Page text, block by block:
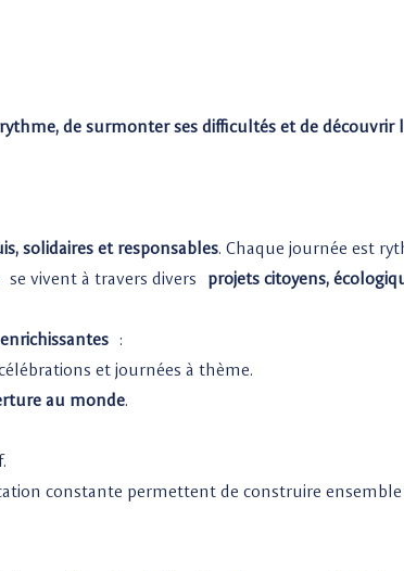
de surmonter ses difficultés et de découvrir
solidaires et responsables. Chaque journée est
se vivent à travers divers projets citoyens,
:
et journées à thème.
au monde.
constante permettent de construire